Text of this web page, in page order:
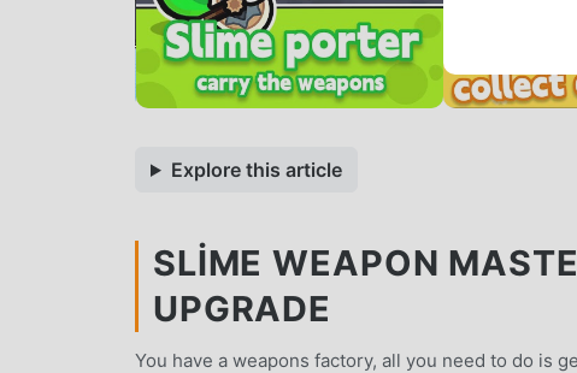
Explore this article
SLIME WEAPON
UPGRADE
You have a weapons factory, all you need to do is